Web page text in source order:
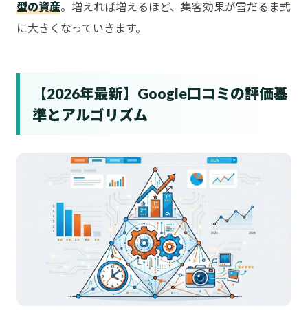
型の資産。増えれば増えるほど、集客効果が雪だるま式
に大きくなっていきます。
【2026年最新】Google口コミの評価基
準とアルゴリズム